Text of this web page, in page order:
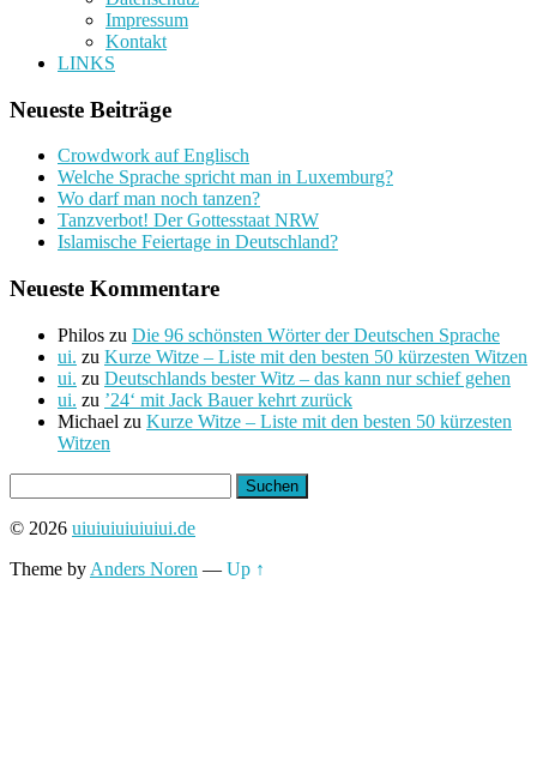
Impressum
Kontakt
LINKS
Neueste Beiträge
Crowdwork auf Englisch
Welche Sprache spricht man in Luxemburg?
Wo darf man noch tanzen?
Tanzverbot! Der Gottesstaat NRW
Islamische Feiertage in Deutschland?
Neueste Kommentare
Philos zu Die 96 schönsten Wörter der Deutschen Sprache
ui. zu Kurze Witze – Liste mit den besten 50 kürzesten Witzen
ui. zu Deutschlands bester Witz – das kann nur schief gehen
ui. zu ’24‘ mit Jack Bauer kehrt zurück
Michael zu Kurze Witze – Liste mit den besten 50 kürzesten
Witzen
nach:
© 2026 uiuiuiuiuiuiui.de
Theme by Anders Noren — Up ↑